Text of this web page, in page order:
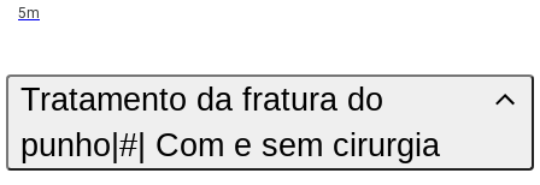
Duration
5m
Tratamento da fratura do
punho|#| Com e sem cirurgia